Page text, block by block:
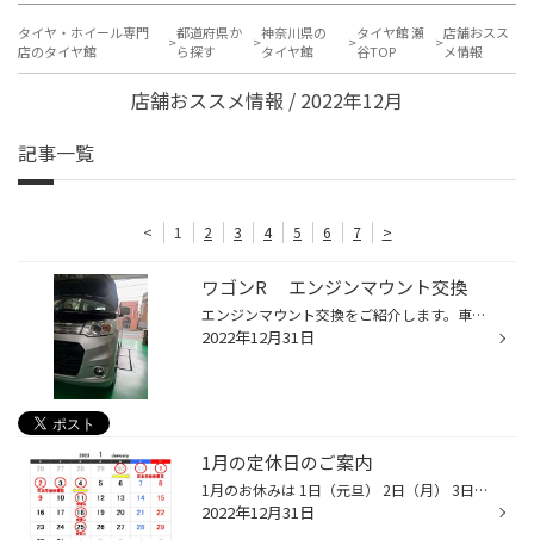
タイヤ・ホイール専門
店のタイヤ館
都道府県か
ら探す
神奈川県の
タイヤ館
タイヤ館 瀬
谷TOP
店舗おスス
メ情報
店舗おススメ情報 / 2022年12月
記事一覧
< 1 2 3 4 5 6 7 >
ワゴンR エンジンマウント交換
エンジンマウント交換をご紹介します。車はスズキ「ワゴンR」です。発進時に異音がするとのご依頼でした。見てみるとエンジンを支えているマウントが抜けてしまっていました。 この車は３つマウントがあります。車検、整備のご相談承っております。
2022年12月31日
1月の定休日のご案内
1月のお休みは 1日（元旦） 2日（月） 3日（火） 4日（水） 『年末年始休業』 11日（水） 18日（水） 25日（水） です。 年末年始は12月31日（大晦日）から1月4日（水）までとなります。 営業時間は 平日 １０：００～19：00 （受け付けは閉店３０分前18：３０まで） 日・祝 １０：００～１8：００...
2022年12月31日